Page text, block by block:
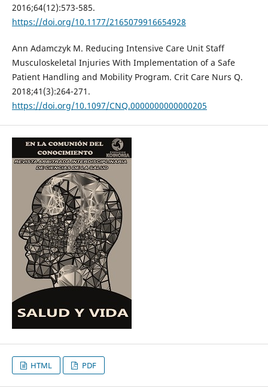
2016;64(12):573-585.
https://doi.org/10.1177/2165079916654928
Ann Adamczyk M. Reducing Intensive Care Unit Staff
Musculoskeletal Injuries With Implementation of a Safe
Patient Handling and Mobility Program. Crit Care Nurs Q.
2018;41(3):264-271.
https://doi.org/10.1097/CNQ.0000000000000205
HTML PDF